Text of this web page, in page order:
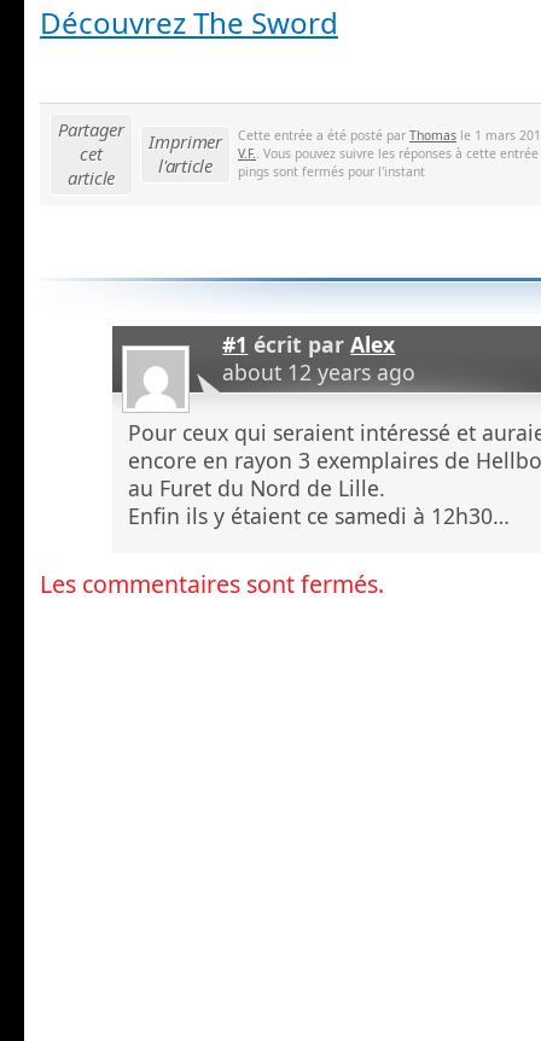
Découvrez The Sword
Partager
cet
article
Imprimer
l'article
Cette entrée a été posté par Thomas le 1 mars
V.F.. Vous pouvez suivre les réponses à cette
pings sont fermés pour l'instant
#1 écrit parAlex
about 12 years ago
Pour ceux qui seraient intéressé et
encore en rayon 3 exemplaires de
au Furet du Nord de Lille.
Enfin ils y étaient ce samedi à 12h30…
Les commentaires sont fermés.